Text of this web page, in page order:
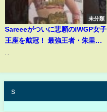
未分類
Sareeeがついに悲願のIWGP女子
王座を戴冠！ 最強王者・朱里を
s